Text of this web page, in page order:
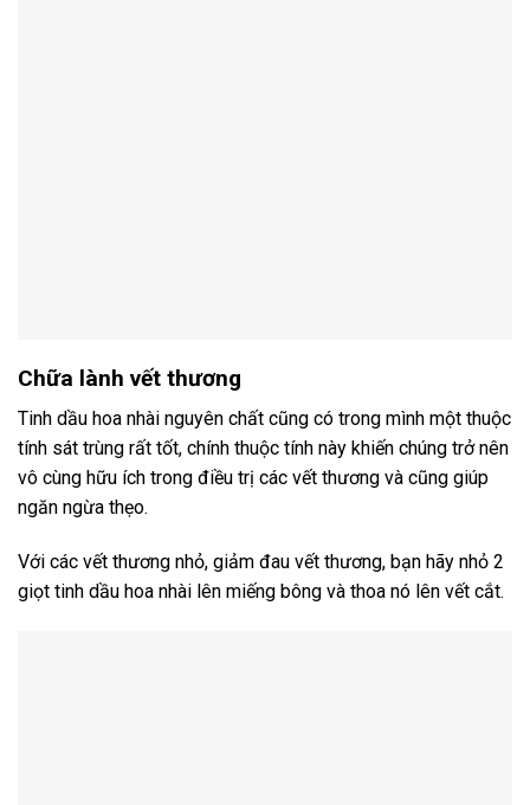
Chữa lành vết thương
Tinh dầu hoa nhài nguyên chất cũng có trong mình một thuộc
tính sát trùng rất tốt, chính thuộc tính này khiến chúng trở nên
vô cùng hữu ích trong điều trị các vết thương và cũng giúp
ngăn ngừa thẹo.
Với các vết thương nhỏ, giảm đau vết thương, bạn hãy nhỏ 2
giọt tinh dầu hoa nhài lên miếng bông và thoa nó lên vết cắt.